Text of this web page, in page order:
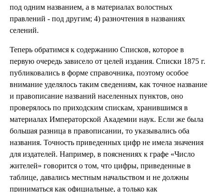
под одним названием, а в материалах волостных
правлений - под другим; 4) разночтения в названиях
селений.
Теперь обратимся к содержанию Списков, которое в
первую очередь зависело от целей издания. Списки 1875 г.
публиковались в форме справочника, поэтому особое
внимание уделялось таким сведениям, как точное название
и правописание названий населенных пунктов, оно
проверялось по приходским спискам, хранившимся в
материалах Императорской Академии наук. Если же была
большая разница в правописании, то указывались оба
названия. Точность приведенных цифр не имела значения
для издателей. Например, в пояснениях к графе «Число
жителей» говорится о том, что цифры, приведенные в
таблице, давались местным начальством и не должны
приниматься как официальные, а только как